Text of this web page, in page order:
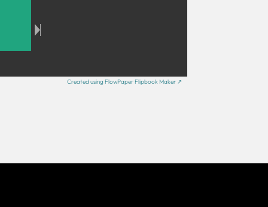
Created using FlowPaper Flipbook Maker ↗